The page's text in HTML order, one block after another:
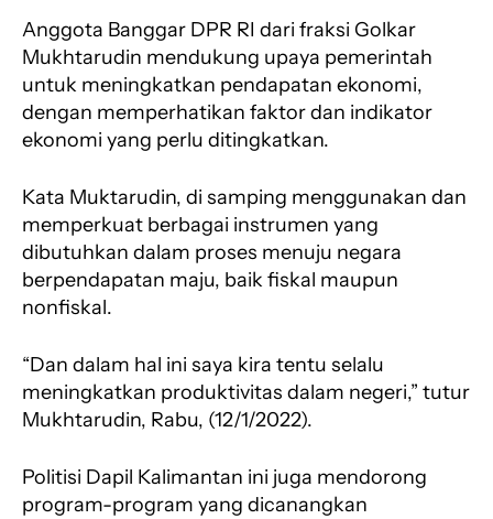
Anggota Banggar DPR RI dari fraksi Golkar
Mukhtarudin mendukung upaya pemerintah
untuk meningkatkan pendapatan ekonomi,
dengan memperhatikan faktor dan indikator
ekonomi yang perlu ditingkatkan.
Kata Muktarudin, di samping menggunakan dan
memperkuat berbagai instrumen yang
dibutuhkan dalam proses menuju negara
berpendapatan maju, baik fiskal maupun
nonfiskal.
“Dan dalam hal ini saya kira tentu selalu
meningkatkan produktivitas dalam negeri,” tutur
Mukhtarudin, Rabu, (12/1/2022).
Politisi Dapil Kalimantan ini juga mendorong
program-program yang dicanangkan